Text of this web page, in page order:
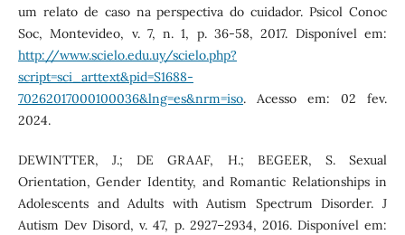
um relato de caso na perspectiva do cuidador. Psicol Conoc
Soc, Montevideo, v. 7, n. 1, p. 36-58, 2017. Disponível em:
http://www.scielo.edu.uy/scielo.php?
script=sci_arttext&pid=S1688-
70262017000100036&lng=es&nrm=iso. Acesso em: 02 fev.
2024.
DEWINTTER, J.; DE GRAAF, H.; BEGEER, S. Sexual
Orientation, Gender Identity, and Romantic Relationships in
Adolescents and Adults with Autism Spectrum Disorder. J
Autism Dev Disord, v. 47, p. 2927–2934, 2016. Disponível em: